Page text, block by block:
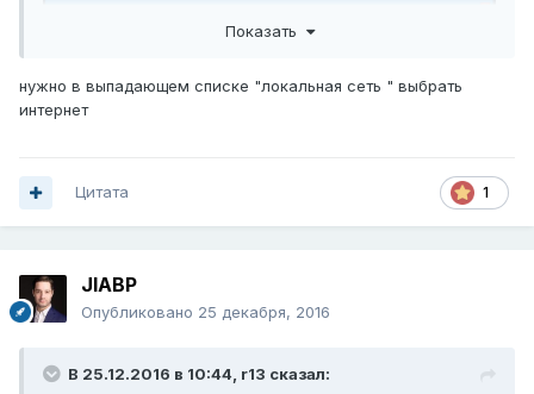
Показать
нужно в выпадающем списке "локальная сеть " выбрать
интернет
1
Цитата
JIABP
Опубликовано 25 декабря, 2016
В 25.12.2016 в 10:44, r13 сказал: